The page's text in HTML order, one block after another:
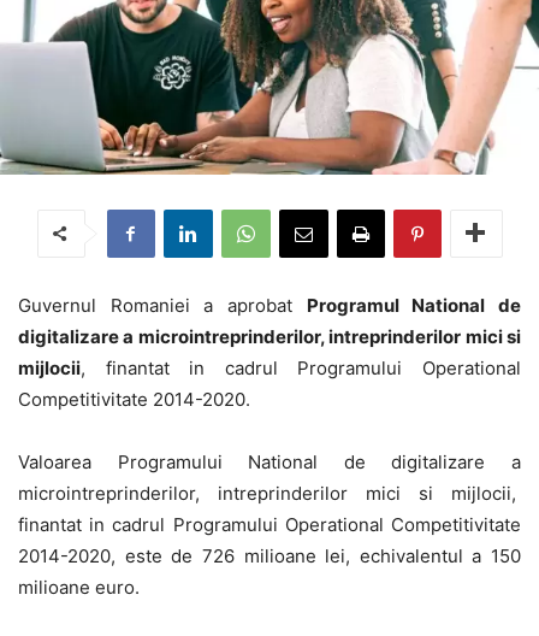
Guvernul Romaniei a aprobat Programul National de
digitalizare a microintreprinderilor, intreprinderilor mici si
mijlocii, finantat in cadrul Programului Operational
Competitivitate 2014-2020.
Valoarea Programului National de digitalizare a
microintreprinderilor, intreprinderilor mici si mijlocii,
finantat in cadrul Programului Operational Competitivitate
2014-2020, este de 726 milioane lei, echivalentul a 150
milioane euro.